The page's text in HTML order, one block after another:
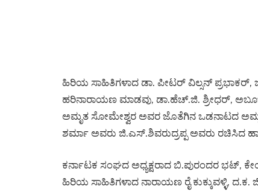
ಹಿರಿಯ ಸಾಹಿತಿಗಳಾದ ಡಾ. ಪೀಟರ್ ವಿಲ್ಸನ್ ಪ್ರಭಾಕರ್,
ಹರಿನಾರಾಯಣ ಮಾಡವು, ಡಾ.ಹೆಚ್.ಜಿ. ಶ್ರೀಧರ್,
ಅಮೃತ ಸೋಮೇಶ್ವರ ಅವರ ಜೊತೆಗಿನ ಒಡನಾಟದ
ಶರ್ಮಾ ಅವರು ಜಿ.ಎಸ್.ಶಿವರುದ್ರಪ್ಪ ಅವರು ರಚಿಸಿದ
ಕರ್ನಾಟಕ ಸಂಘದ ಅಧ್ಯಕ್ಷರಾದ ಬಿ.ಪುರಂದರ ಭಟ್,
ಹಿರಿಯ ಸಾಹಿತಿಗಳಾದ ನಾರಾಯಣ ರೈ ಕುಕ್ಕುವಳ್ಳಿ, ದ.ಕ.